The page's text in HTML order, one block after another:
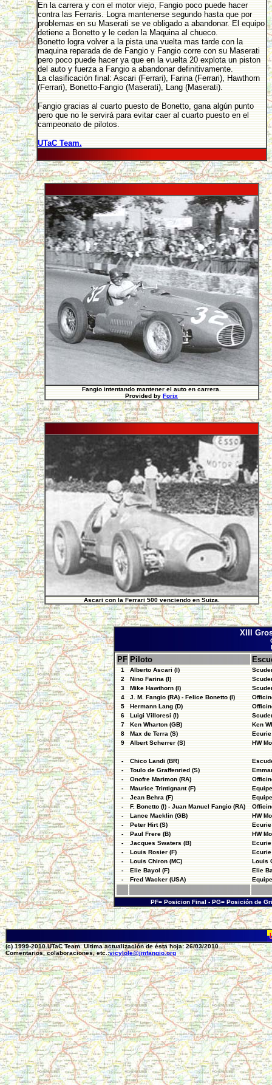
En la carrera y con el motor viejo, Fangio poco puede hacer
contra las Ferraris. Logra mantenerse segundo hasta que por
problemas en su Maserati se ve obligado a abandonar. El equipo
detiene a Bonetto y le ceden la Maquina al chueco.
Bonetto logra volver a la pista una vuelta mas tarde con la
maquina reparada de de Fangio y Fangio corre con su Maserati
pero poco puede hacer ya que en la vuelta 20 explota un piston
del auto y fuerza a Fangio a abandonar definitivamente.
La clasificación final: Ascari (Ferrari), Farina (Ferrari), Hawthorn
(Ferrari), Bonetto-Fangio (Maserati), Lang (Maserati).
Fangio gracias al cuarto puesto de Bonetto, gana algún punto
pero que no le servirá para evitar caer al cuarto puesto en el
campeonato de pilotos.
UTaC Team.
Fangio intentando mantener el auto en carrera.
Provided by Forix
Ascari con la Ferrari 500 venciendo en Suiza.
XIII
PF Piloto
1 Alberto Ascari (I)
2
Nino Farina (I)
3
Mike Hawthorn (I)
4
J. M. Fangio (RA) - Felice Bonetto (I)
5
Hermann Lang (D)
6
Luigi Villoresi (I)
7
Ken Wharton (GB)
Ken
8
Max de Terra (S)
9
Albert Scherrer (S) HW
- Chico Landi (BR)
-
Toulo de Graffenried (S)
-
Onofre Marimon (RA)
-
Maurice Trintignant (F)
-
Jean Behra (F)
-
F. Bonetto (I) - Juan Manuel Fangio (RA)
-
Lance Macklin (GB)
HW
-
Peter Hirt (S)
-
Paul Frere (B)
HW
-
Jacques Swaters (B)
-
Louis Rosier (F)
-
Louis Chiron (MC)
Louis
-
Elie Bayol (F)
Elie
-
Fred Wacker (USA)
PF= Posicion Final - PG= Posición de
(c) 1999-2010 UTaC Team. Ultima actualización de ésta hoja: 26/03/2010
Comentarios, colaboraciones, etc.:vicylole@jmfangio.org